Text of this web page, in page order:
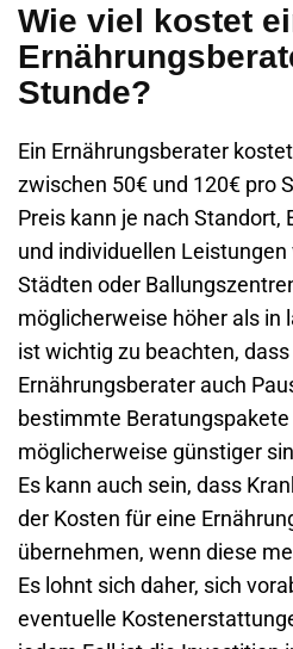
Wie viel kostet
Stunde?
Ein Ernährungsberater
zwischen 50€ und 120€ pro
Preis kann je nach Standort,
und individuellen
Städten oder
möglicherweise höher als in
ist wichtig zu beachten,
Ernährungsberater auch
bestimmte Beratungspakete
möglicherweise günstiger
Es kann auch sein, dass
der Kosten für eine
übernehmen, wenn diese
Es lohnt sich daher, sich
eventuelle